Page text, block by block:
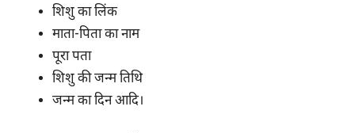
शिशु का लिंक
माता-पिता का नाम
पूरा पता
शिशु की जन्म तिथि
जन्म का दिन आदि।